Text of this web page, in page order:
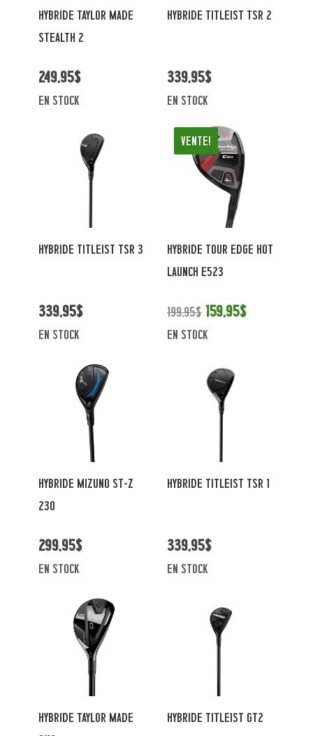
HYBRIDE TAYLOR MADE
STEALTH 2
249,95$
en stock
HYBRIDE TITLEIST TSR 2
339,95$
en stock
HYBRIDE TITLEIST TSR 3
339,95$
en stock
Vente!
HYBRIDE TOUR EDGE HOT
LAUNCH E523
199,95$ 159,95$
en stock
HYBRIDE MIZUNO ST-Z
230
299,95$
en stock
HYBRIDE TITLEIST TSR 1
339,95$
en stock
HYBRIDE TAYLOR MADE
HYBRIDE TITLEIST GT2